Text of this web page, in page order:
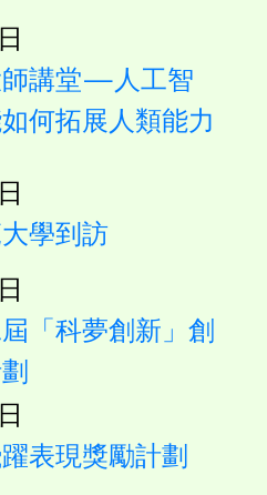
師講堂—人工智
何拓展人類能力
學到訪
「科夢創新」創
表現獎勵計劃